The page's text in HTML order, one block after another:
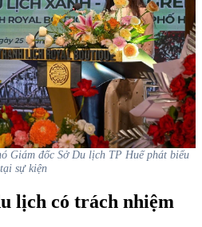
Giám đốc Sở Du lịch TP Huế phát biểu
tại sự kiện
lịch có trách nhiệm